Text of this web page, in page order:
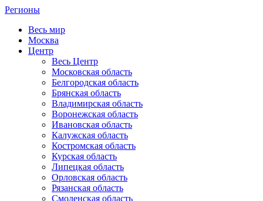
Регионы
Весь мир
Москва
Центр
Весь Центр
Московская область
Белгородская область
Брянская область
Владимирская область
Воронежская область
Ивановская область
Калужская область
Костромская область
Курская область
Липецкая область
Орловская область
Рязанская область
Смоленская область